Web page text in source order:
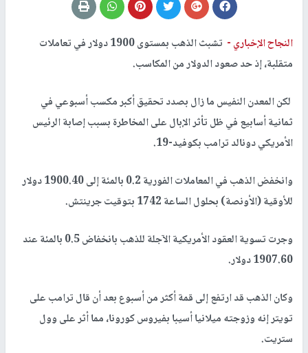
النجاح الإخباري -
تشبث الذهب بمستوى 1900 دولار في تعاملات
متقلبة، إذ حد صعود الدولار من المكاسب.
لكن المعدن النفيس ما زال بصدد تحقيق أكبر مكسب أسبوعي في
ثمانية أسابيع في ظل تأثر الإبال على المخاطرة بسبب إصابة الرئيس
الأمريكي دونالد ترامب بكوفيد-19.
وانخفض الذهب في المعاملات الفورية 0.2 بالمئة إلى 1900.40 دولار
للأوقية (الأونصة) بحلول الساعة 1742 بتوقيت جرينتش.
وجرت تسوية العقود الأمريكية الآجلة للذهب بانخفاض 0.5 بالمئة عند
1907.60 دولار.
وكان الذهب قد ارتفع إلى قمة أكثر من أسبوع بعد أن قال ترامب على
تويتر إنه وزوجته ميلانيا أسيبا بفيروس كورونا، مما أثر على وول
ستريت.